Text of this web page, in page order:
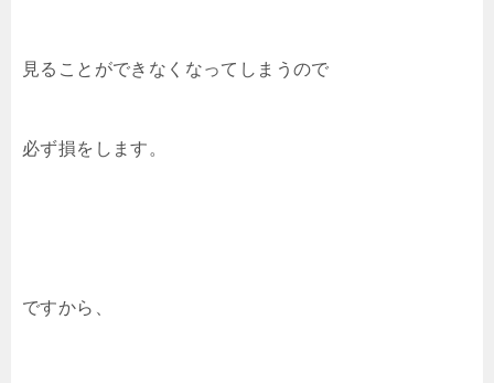
見ることができなくなってしまうので
必ず損をします。
ですから、